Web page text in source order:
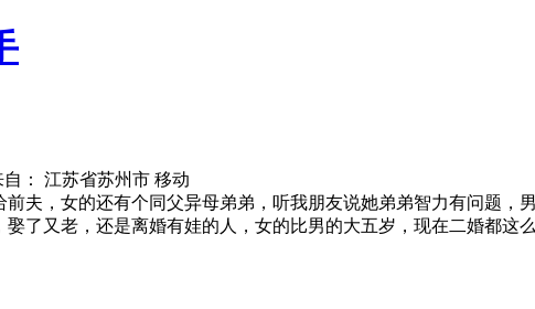
自： 江苏省苏州市 移动
夫，女的还有个同父异母弟弟，听我朋友说她弟弟智力有问题，
了又老，还是离婚有娃的人，女的比男的大五岁，现在二婚都这